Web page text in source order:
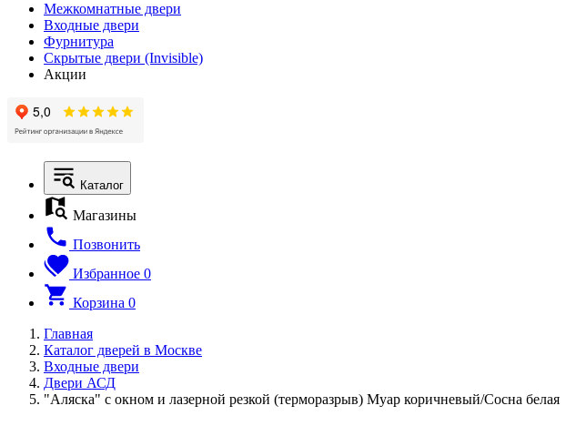
Межкомнатные двери
Входные двери
Фурнитура
Скрытые двери (Invisible)
Акции
Каталог
Магазины
Позвонить
Избранное 0
Корзина 0
Главная
Каталог дверей в Москве
Входные двери
Двери АСД
"Аляска" с окном и лазерной резкой (терморазрыв) Муар коричневый/Сосна белая